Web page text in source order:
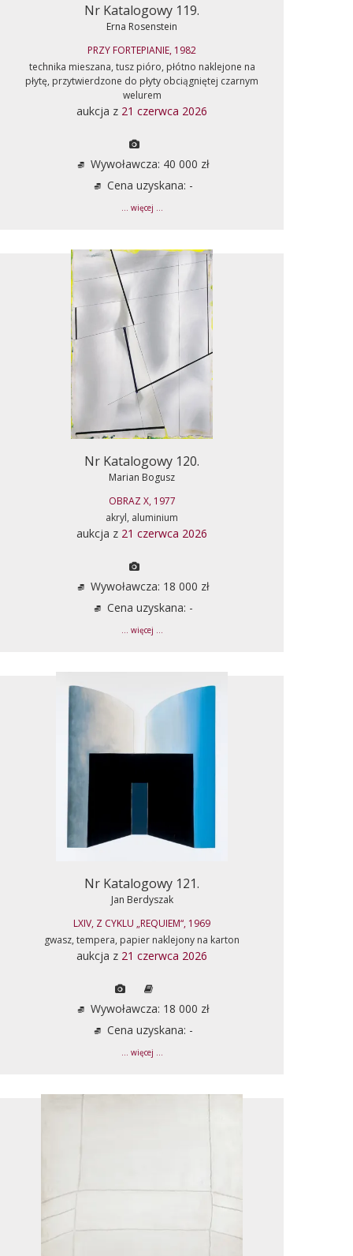
Nr Katalogowy 119.
Erna Rosenstein
PRZY FORTEPIANIE, 1982
technika mieszana, tusz pióro, płótno naklejone na
płytę, przytwierdzone do płyty obciągniętej czarnym
welurem
aukcja z 21 czerwca 2026
Wywoławcza: 40 000 zł
Cena uzyskana: -
... więcej ...
Nr Katalogowy 120.
Marian Bogusz
OBRAZ X, 1977
akryl, aluminium
aukcja z 21 czerwca 2026
Wywoławcza: 18 000 zł
Cena uzyskana: -
... więcej ...
Nr Katalogowy 121.
Jan Berdyszak
LXIV, Z CYKLU „REQUIEM“, 1969
gwasz, tempera, papier naklejony na karton
aukcja z 21 czerwca 2026
Wywoławcza: 18 000 zł
Cena uzyskana: -
... więcej ...